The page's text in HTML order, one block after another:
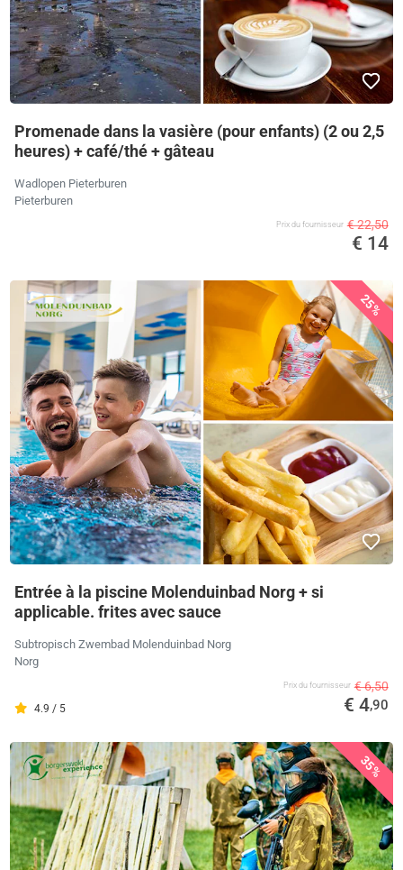
Promenade dans la vasière (pour enfants) (2 ou 2,5
heures) + café/thé + gâteau
Wadlopen Pieterburen
Pieterburen
Prix ​​du fournisseur € 22,50
€ 14
25%
Entrée à la piscine Molenduinbad Norg + si
applicable. frites avec sauce
Subtropisch Zwembad Molenduinbad Norg
Norg
4.9 / 5
Prix ​​du fournisseur € 6,50
€ 4,90
35%